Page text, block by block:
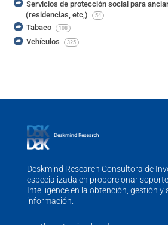
Servicios de protección social para
(residencias, etc,)
54
Tabaco 108
Vehículos 325
Deskmind Research Consultora de
especializada en proporcionar
Intelligence en la obtención, gestión y
información.